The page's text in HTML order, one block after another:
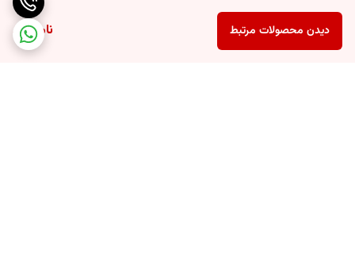
ناموجود دیدن محصولات مرتبط